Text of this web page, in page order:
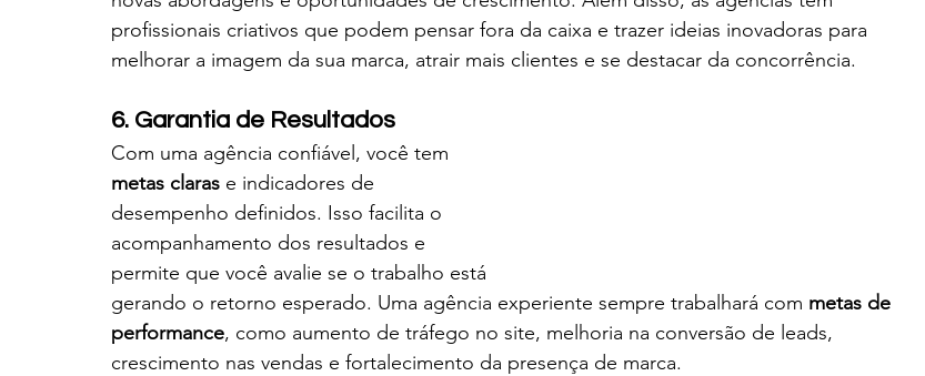
profissionais criativos que podem pensar fora da caixa e trazer ideias inovadoras para
melhorar a imagem da sua marca, atrair mais clientes e se destacar da concorrência.
6. Garantia de Resultados
Com uma agência confiável, você tem
metas claras e indicadores de
desempenho definidos. Isso facilita o
acompanhamento dos resultados e
permite que você avalie se o trabalho está
gerando o retorno esperado. Uma agência experiente sempre trabalhará com metas de
performance, como aumento de tráfego no site, melhoria na conversão de leads,
crescimento nas vendas e fortalecimento da presença de marca.